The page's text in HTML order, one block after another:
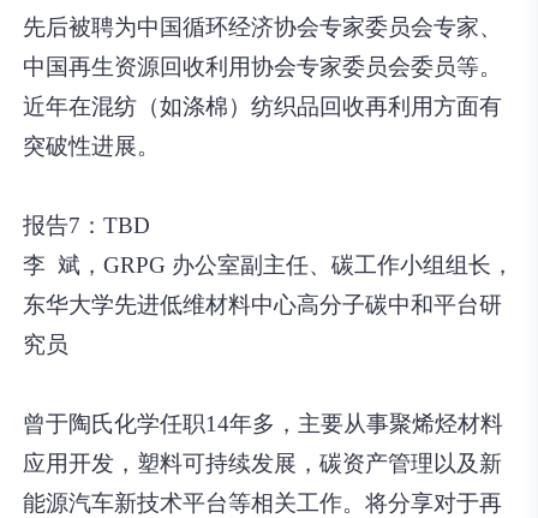
先后被聘为中国循环经济协会专家委员会专家、
中国再生资源回收利用协会专家委员会委员等。
近年在混纺（如涤棉）纺织品回收再利用方面有
突破性进展。
报告7：TBD
李 斌，GRPG 办公室副主任、碳工作小组组长，
东华大学先进低维材料中心高分子碳中和平台研
究员
曾于陶氏化学任职14年多，主要从事聚烯烃材料
应用开发，塑料可持续发展，碳资产管理以及新
能源汽车新技术平台等相关工作。将分享对于再